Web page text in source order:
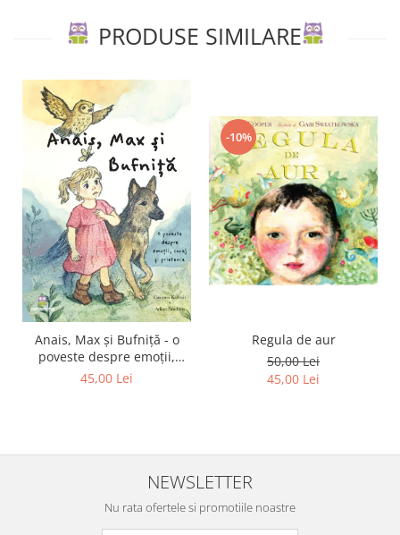
PRODUSE SIMILARE
Anais, Max și Bufniță - o
poveste despre emoții,
curaj și prietenie
45,00 Lei
-10%
Regula de aur
50,00 Lei
45,00 Lei
NEWSLETTER
Nu rata ofertele si promotiile noastre